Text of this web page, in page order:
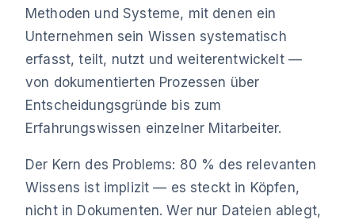
Methoden und Systeme, mit denen ein
Unternehmen sein Wissen systematisch
erfasst, teilt, nutzt und weiterentwickelt —
von dokumentierten Prozessen über
Entscheidungsgründe bis zum
Erfahrungswissen einzelner Mitarbeiter.
Der Kern des Problems: 80 % des relevanten
Wissens ist implizit — es steckt in Köpfen,
nicht in Dokumenten. Wer nur Dateien ablegt,